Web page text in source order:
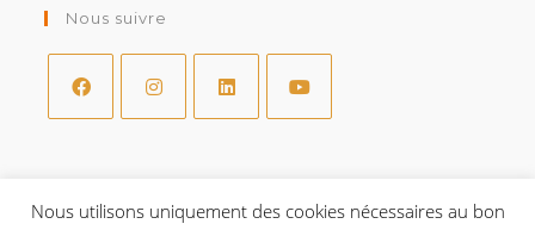
Nous suivre
nouvel
nouvel
nouvel
nouvel
Mentions légales
Nous utilisons uniquement des cookies nécessaires au bon